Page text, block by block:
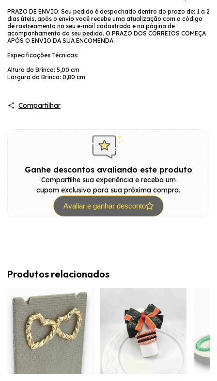
PRAZO DE ENVIO: Seu pedido é despachado dentro do prazo de: 1 a 2
dias úteis, após o envio você recebe uma atualização com o código
de rastreamento no seu e-mail cadastrado e na página de
acompanhamento do seu pedido. O PRAZO DOS CORREIOS COMEÇA
APÓS O ENVIO DA SUA ENCOMENDA.
Especificações Técnicas:
Altura do Brinco: 5,00 cm
Largura do Brinco: 0,80 cm
Compartilhar
Ganhe descontos avaliando este produto
Compartilhe sua experiência e receba um
cupom exclusivo para sua próxima compra.
Avaliar e ganhar desconto
Produtos relacionados